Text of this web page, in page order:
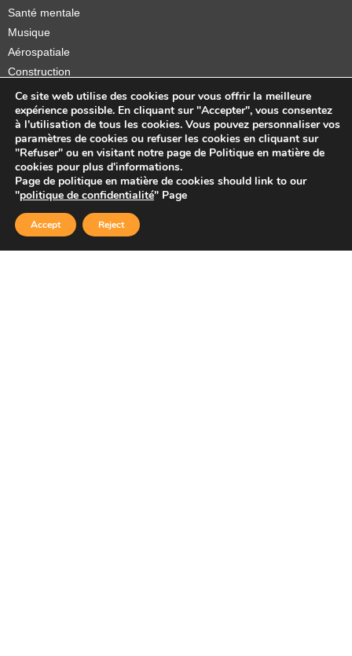
Santé mentale
Musique
Aérospatiale
Construction
Orthèses et prothèses
Startups
Copyright © 2026 Sidekick Interactive Inc.
Ce site web utilise des cookies pour vous offrir la meilleure
expérience possible. En cliquant sur "Accepter", vous consentez
à l'utilisation de tous les cookies. Vous pouvez personnaliser vos
paramètres de cookies ou refuser les cookies en cliquant sur
"Refuser" ou en visitant notre page de Politique en matière de
cookies pour plus d'informations.
Page de politique en matière de cookies should link to our
"politique de confidentialité" Page
Accept Reject